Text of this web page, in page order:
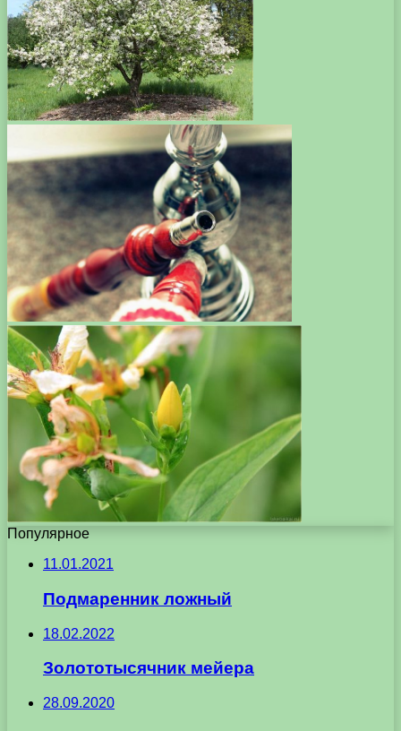
Популярное
11.01.2021
Подмаренник ложный
18.02.2022
Золототысячник мейера
28.09.2020